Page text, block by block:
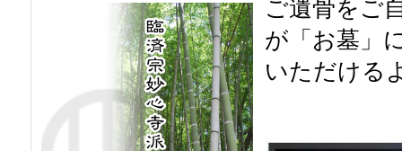
ご遺骨をご
が「お墓」
いただける